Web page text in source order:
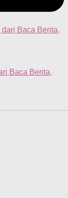
Baca Berita,